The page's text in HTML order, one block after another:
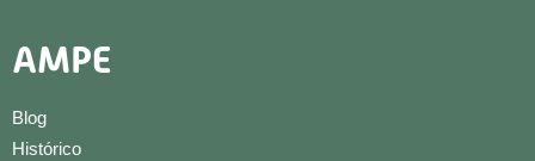
AMPE
Blog
Histórico